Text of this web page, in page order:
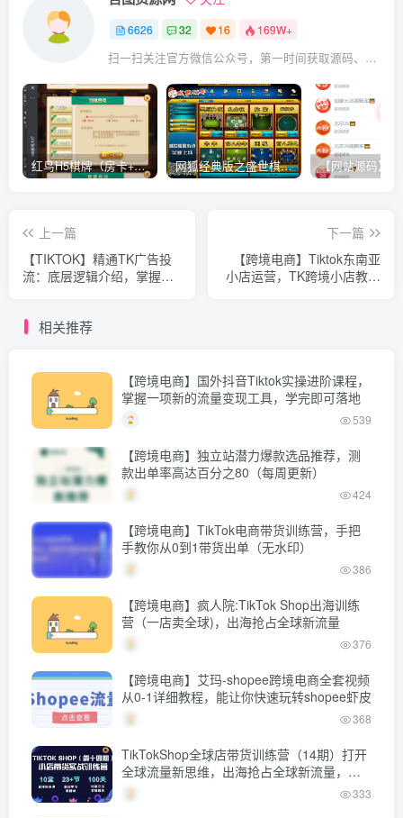
6626 32 16 169W+
扫一扫关注官方微信公众号，第一时间获取源码、网赚项目资源教程，自媒体等知识干货，让互联网创业赚钱更简单。
红鸟H5棋牌（房卡+金币）全套双模式游戏源码 网狐经典版之盛世棋牌完整游戏源码（包含文档、架设教程、网站、源代码等）
上一篇
【TIKTOK】精通TK广告投
流：底层逻辑介绍，掌握广
下一篇
【跨境电商】Tiktok东南亚
小店运营，TK跨境小店教程
相关推荐
【跨境电商】国外抖音Tiktok实操进阶课程，
掌握一项新的流量变现工具，学完即可落地
539
【跨境电商】独立站潜力爆款选品推荐，测
款出单率高达百分之80（每周更新）
424
【跨境电商】TikTok电商带货训练营，手把
手教你从0到1带货出单（无水印）
386
【跨境电商】疯人院:TikTok Shop出海训练
营（一店卖全球)，出海抢占全球新流量
376
【跨境电商】艾玛-shopee跨境电商全套视频
从0-1详细教程，能让你快速玩转shopee虾皮
368
TikTokShop全球店带货训练营（14期）打开
全球流量新思维，出海抢占全球新流量，一
店卖全球
333